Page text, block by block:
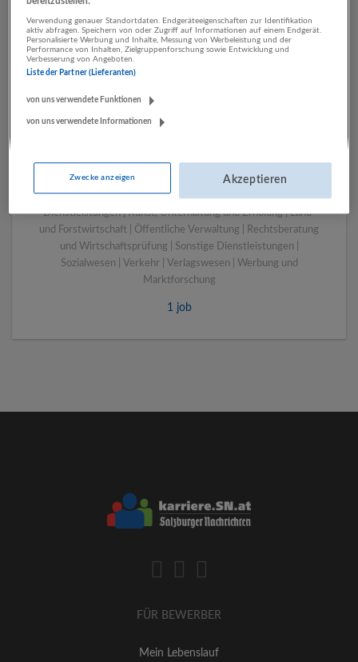
LUGSTEIN CONSULTING
Bau | Beherbergung und Gastronomie | Einzelhandel |
Energieversorgung | Finanz- und Versicherungsleistungen |
Gesundheitswesen | Herstellung von Waren | IT-
Dienstleistungen | Kunst, Unterhaltung und Erholung | Land-
und Forstwirtschaft | Öffentliche Verwaltung | Rechtsberatung
und Wirtschaftsprüfung | Sonstige Dienstleistungen |
Sozialwesen | Verkehr | Verlagswesen | Werbung und
Marktforschung
1 job
FÜR BEWERBER
Mein Lebenslauf
Verwendung genauer Standortdaten. Endgeräteeigenschaften zur Identifikation
aktiv abfragen. Speichern von oder Zugriff auf Informationen auf einem Endgerät.
Personalisierte Werbung und Inhalte, Messung von Werbeleistung und der
Performance von Inhalten, Zielgruppenforschung sowie Entwicklung und
Verbesserung von Angeboten.
Liste der Partner (Lieferanten)
von uns verwendete Funktionen
von uns verwendete Informationen
Zwecke anzeigen Akzeptieren